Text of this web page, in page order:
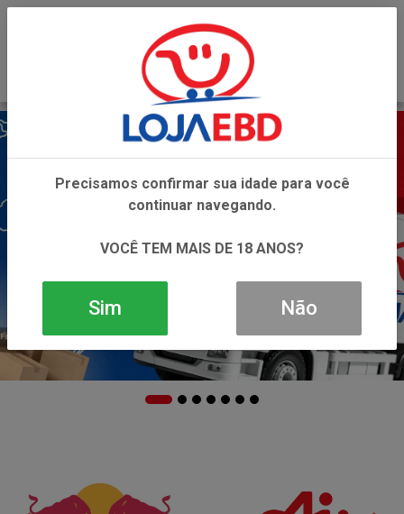
Precisamos confirmar sua idade para você
continuar navegando.
VOCÊ TEM MAIS DE 18 ANOS?
Sim Não